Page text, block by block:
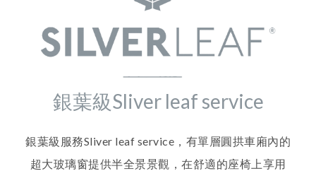
銀葉級Sliver leaf service
銀葉級服務Sliver leaf service，有單層圓拱車廂內的
超大玻璃窗提供半全景景觀，在舒適的座椅上享用